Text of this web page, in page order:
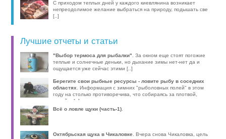
С приходом теплых дней у каждого киевлянина возникает
непреодолимое желание выбраться на природу, подышать све
[..]
Лучшие отчеты и статьи
"Выбор термоса для рыбалки". За окном еще стоят погожие
теплые и солнечные деньки, но дыхание зимы нет-нет да и
ощущается уже сейчас этими [..]
Берегите свои рыбные ресурсы - ловите рыбу в соседних
областях
. Информация с зимних "рыболовных полей" в этом
году на столько противоречива, что собираясь за плотвой,
волей-н [..]
Всё о ловле щуки (часть-1)
Октябрьская щука в Чикаловке. Вчера снова Чикаловка, цель